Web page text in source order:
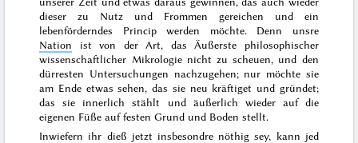
dieser zu Nutz und Frommen gereichen und ein
lebenförderndes Princip werden möchte. Denn unsre
Nation ist von der Art, das Äußerste philosophischer
wissenschaftlicher Mikrologie nicht zu scheuen, und den
dürresten Untersuchungen nachzugehen; nur möchte sie
am Ende etwas sehen, das sie neu kräftiget und gründet;
das sie innerlich stählt und äußerlich wieder auf die
eigenen Füße auf festen Grund und Boden stellt.
Inwiefern ihr dieß jetzt insbesondre nöthig sey, kann jed